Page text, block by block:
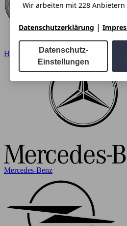
Hyundai
Mercedes-Benz
Wir arbeiten mit 228 Anbietern
Datenschutzerklärung |
Datenschutz-
Einstellungen